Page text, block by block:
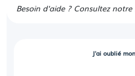
Besoin d'aide ? Consultez notre
J'ai oublié